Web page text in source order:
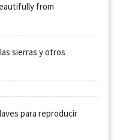
from
sierras y otros
para reproducir